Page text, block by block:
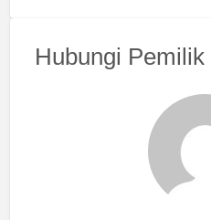
Hubungi Pemilik